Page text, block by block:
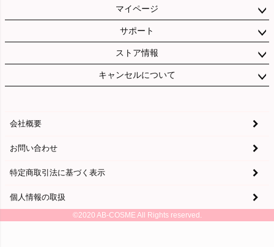
マイページ
サポート
ストア情報
キャンセルについて
会社概要
お問い合わせ
特定商取引法に基づく表示
個人情報の取扱
©2020 AB-COSME All Rights reserved.